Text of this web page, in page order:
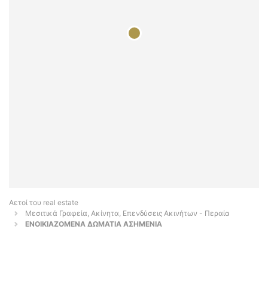
Αετοί του real estate
Μεσιτικά Γραφεία, Ακίνητα, Επενδύσεις Ακινήτων - Περαία
ΕΝΟΙΚΙΑΖΟΜΕΝΑ ΔΩΜΑΤΙΑ ΑΣΗΜΕΝΙΑ